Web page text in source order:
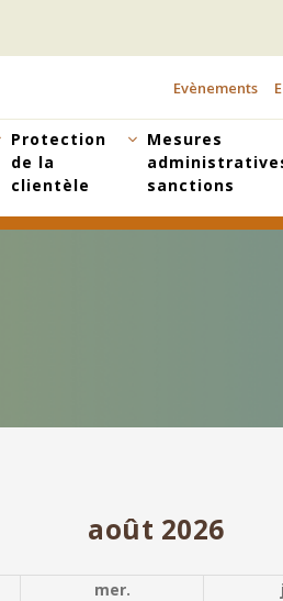
MENU
Evènements
Protection
de la
clientèle
Mesures
sanctions
août 2026
mer.